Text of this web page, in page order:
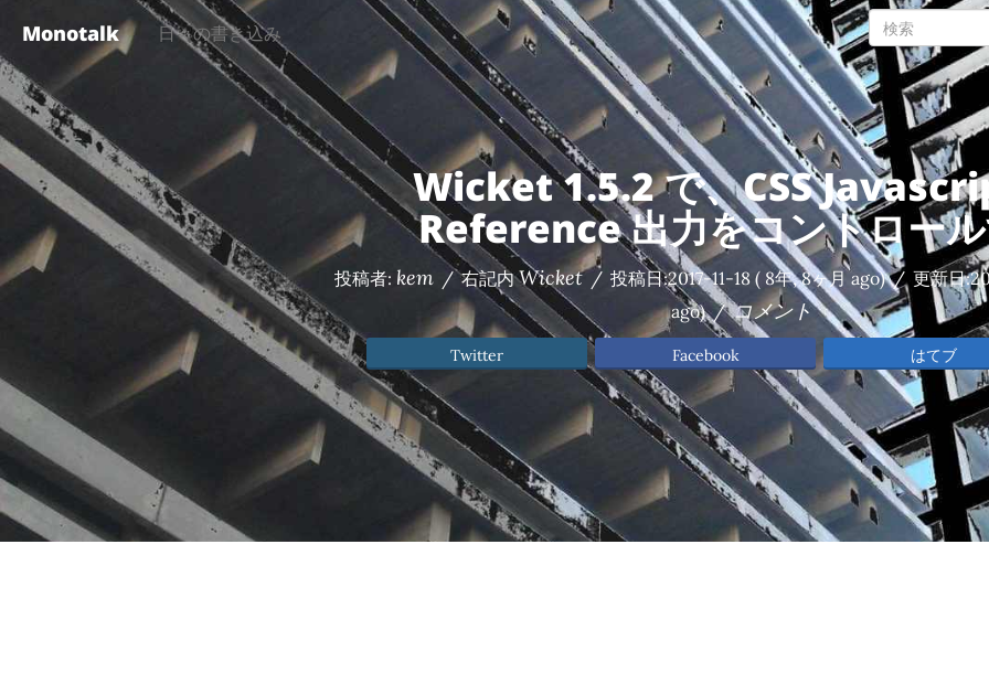
Monotalk 日々の書き込み
Wicket 1.5.2 で、CSS
Reference 出力をコントロー
投稿者: kem / 右記内Wicket / 投稿日:2017-11-18 ( 8年, 8ヶ月 ago) / 更新日:
ago) / コメント
Twitter Facebook はてブ